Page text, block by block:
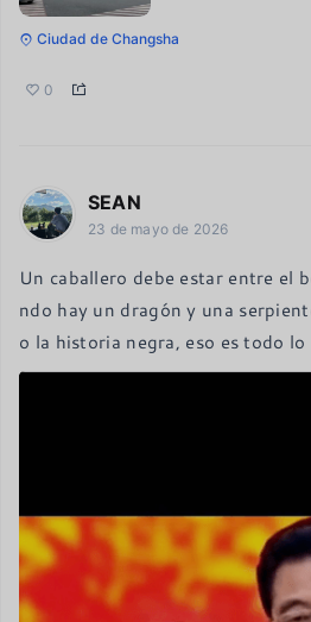
Ciudad de Changsha
0
SEAN
23 de mayo de 2026
Un caballero debe estar entre el
ndo hay un dragón y una
o la historia negra, eso es todo lo